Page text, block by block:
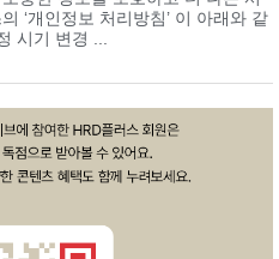
‘개인정보 처리방침’ 이 아래와 같
시기 변경 ...